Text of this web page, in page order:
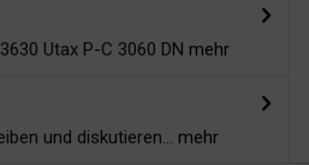
Utax P-C 3060 DN mehr
und diskutieren... mehr